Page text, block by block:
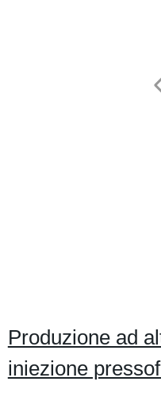
Produzione ad
iniezione